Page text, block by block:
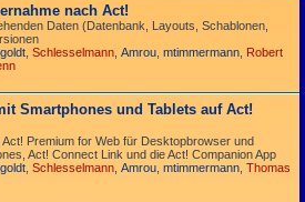
nach Act!
Daten (Datenbank, Layouts, Schablonen,
Schlesselmann Amrou mtimmermann Robert
Smart­phones und Tablets auf Act!
Premium for Web für Desktop­browser und
Act! Connect Link und die Act! Companion App
Schlesselmann Amrou mtimmermann Thomas